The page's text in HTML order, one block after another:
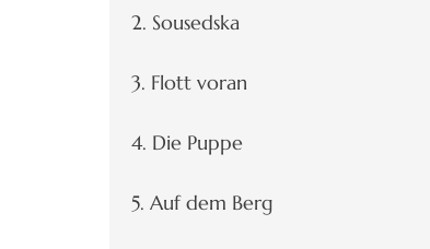
2. Sousedska
3. Flott voran
4. Die Puppe
5. Auf dem Berg